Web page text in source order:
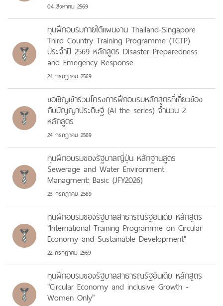
04 สิงหาคม 2569
ทุนฝึกอบรมภายใต้แผนงาน Thailand-Singapore
Third Country Training Programme (TCTP)
ประจำปี 2569 หลักสูตร Disaster Preparedness
and Emegency Response
24 กรกฎาคม 2569
ขอเชิญเข้าร่วมโครงการฝึกอบรมหลักสูตรที่เกี่ยวข้อง
กับปัญญาประดิษฐ์ (AI the series) จำนวน 2
หลักสูตร
24 กรกฎาคม 2569
ทุนฝึกอบรมของรัฐบาลญี่ปุ่น หลักฐานสูตร
Sewerage and Water Environment
Managment: Basic (JFY2026)
23 กรกฎาคม 2569
ทุนฝึกอบรมของรัฐบาลสาธารณรัฐอินเดีย หลักสูตร
"International Training Programme on Circular
Economy and Sustainable Development"
22 กรกฎาคม 2569
ทุนฝึกอบรมของรัฐบาลสาธารณรัฐอินเดีย หลักสูตร
"Circular Economy and inclusive Growth -
Women Only"